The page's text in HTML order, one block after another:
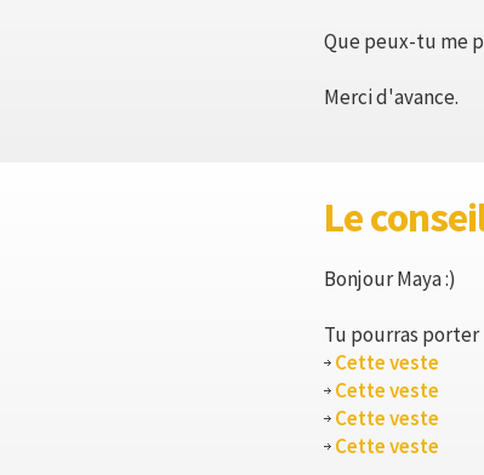
Que peux-tu me
Merci d'avance.
Le
Bonjour Maya :)
Tu pourras
Cette veste
Cette veste
Cette veste
Cette veste